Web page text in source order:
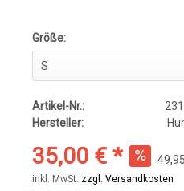
Größe:
Artikel-Nr.:
Hersteller:
35,00 € *
inkl. MwSt. zzgl. Versandkosten